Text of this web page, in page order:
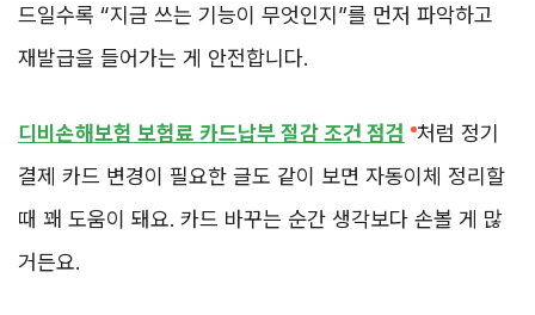
드일수록 “지금 쓰는 기능이 무엇인지”를 먼저 파악하고
재발급을 들어가는 게 안전합니다.
디비손해보험 보험료 카드납부 절감 조건 점검
처럼 정기
결제 카드 변경이 필요한 글도 같이 보면 자동이체 정리할
때 꽤 도움이 돼요. 카드 바꾸는 순간 생각보다 손볼 게 많
거든요.